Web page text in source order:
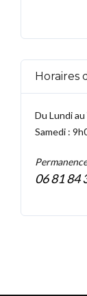
Horaires
Du Lundi
Samedi :
06 81 84